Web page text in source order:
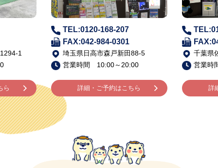
5
ら
TEL:0120-168-206
FAX:043-483-5002
千葉県佐倉市寺崎北6-1-1
営業時間 10:00～20:00
詳細・ご予約はこちら
山梨県
営業時
詳